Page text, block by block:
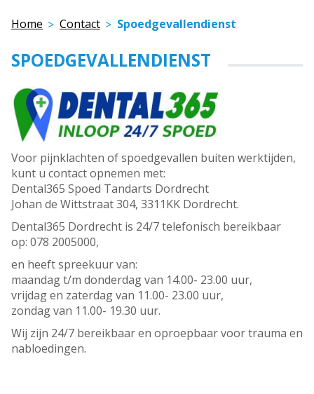
Home Contact Spoedgevallendienst
SPOEDGEVALLENDIENST
Voor pijnklachten of spoedgevallen buiten werktijden,
kunt u contact opnemen met:
Dental365 Spoed Tandarts Dordrecht
Johan de Wittstraat 304, 3311KK Dordrecht.
Dental365 Dordrecht is 24/7 telefonisch bereikbaar
op: 078 2005000,
en heeft spreekuur van:
maandag t/m donderdag van 14.00- 23.00 uur,
vrijdag en zaterdag van 11.00- 23.00 uur,
zondag van 11.00- 19.30 uur.
Wij zijn 24/7 bereikbaar en oproepbaar voor trauma en
nabloedingen.